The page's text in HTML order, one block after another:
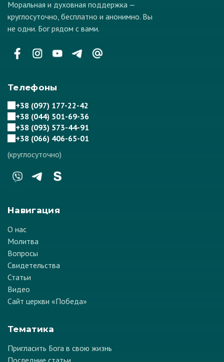
Моральная и духовная поддержка —
круглосуточно, бесплатно и анонимно. Вы
не одни. Бог рядом с вами.
Телефоны
+38 (097) 177-22-42
+38 (044) 501-69-36
+38 (093) 573-44-91
+38 (066) 406-65-01
(круглосуточно)
Навигация
О нас
Молитва
Вопросы
Свидетельства
Статьи
Видео
Сайт церкви «Победа»
Тематика
Пригласить Бога в свою жизнь
Последние статьи